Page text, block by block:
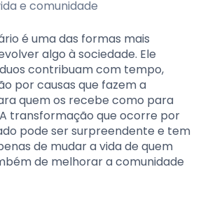
é uma das formas mais
algo à sociedade. Ele
contribuam com tempo,
por causas que fazem a
quem os recebe como para
transformação que ocorre por
pode ser surpreendente e tem
de mudar a vida de quem
de melhorar a comunidade